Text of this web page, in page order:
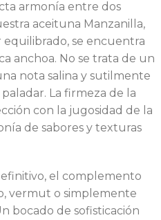
armonía entre dos
aceituna Manzanilla,
se encuentra
anchoa. No se trata de un
nota salina y sutilmente
La firmeza de la
con la jugosidad de la
de sabores y texturas
el complemento
vermut o simplemente
bocado de sofisticación